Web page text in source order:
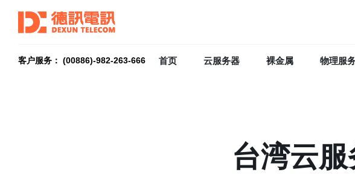
客户服务： (00886)-982-263-666 首页 云服务器 裸金属 物理服
台湾云